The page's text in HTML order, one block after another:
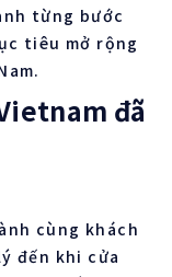
từng bước
tiêu mở rộng
đã
cùng khách
đến khi cửa